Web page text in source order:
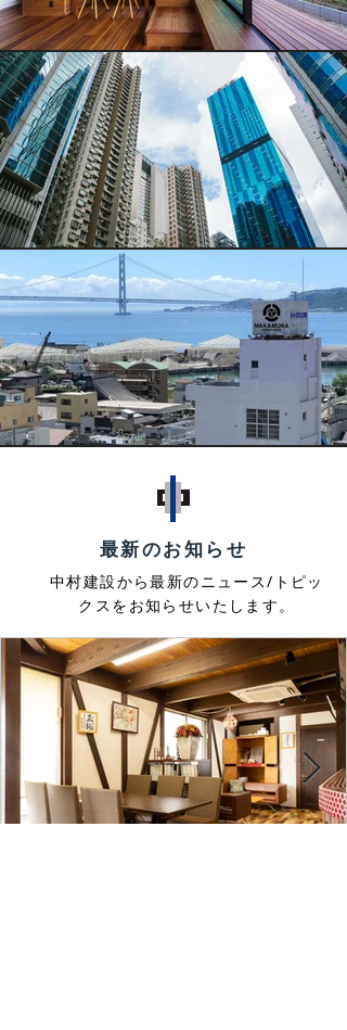
最新のお知らせ
中村建設から最新のニュース/トピッ
クスをお知らせいたします。